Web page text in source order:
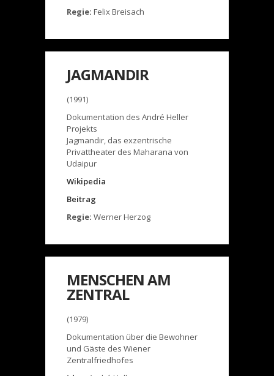
Regie: Felix Breisach
JAGMANDIR
(1991)
Dokumentation des André Heller
Projekts
Jagmandir, das exzentrische
Privattheater des Maharana von
Udaipur
Wikipedia
Beitrag
Regie: Werner Herzog
MENSCHEN AM
ZENTRAL
(1979)
Dokumentation über die Bewohner
und Gäste des Wiener
Zentralfriedhofes